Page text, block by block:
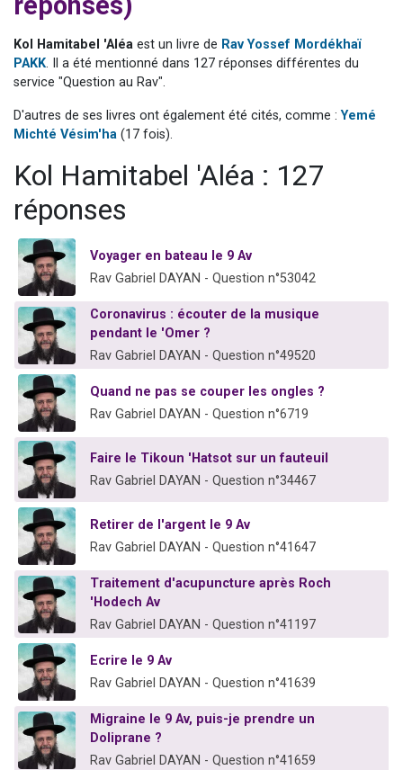
13 personnes viennent de demander une bénédiction
Il reste 49 places pour étudier en groupe sur Zoom
2 personnes viennent de nous rejoindre sur WhatsApp
Kol Hamitabel 'Aléa est un livre de Rav Yossef Mordékhaï
PAKK. Il a été mentionné dans 127 réponses différentes du
service "Question au Rav".
D'autres de ses livres ont également été cités, comme : Yemé
Michté Vésim'ha (17 fois).
Kol Hamitabel 'Aléa : 127
réponses
Voyager en bateau le 9 Av
Rav Gabriel DAYAN - Question n°53042
Coronavirus : écouter de la musique
pendant le 'Omer ?
Rav Gabriel DAYAN - Question n°49520
Quand ne pas se couper les ongles ?
Rav Gabriel DAYAN - Question n°6719
Faire le Tikoun 'Hatsot sur un fauteuil
Rav Gabriel DAYAN - Question n°34467
Retirer de l'argent le 9 Av
Rav Gabriel DAYAN - Question n°41647
Traitement d'acupuncture après Roch
'Hodech Av
Rav Gabriel DAYAN - Question n°41197
Ecrire le 9 Av
Rav Gabriel DAYAN - Question n°41639
Migraine le 9 Av, puis-je prendre un
Doliprane ?
Rav Gabriel DAYAN - Question n°41659